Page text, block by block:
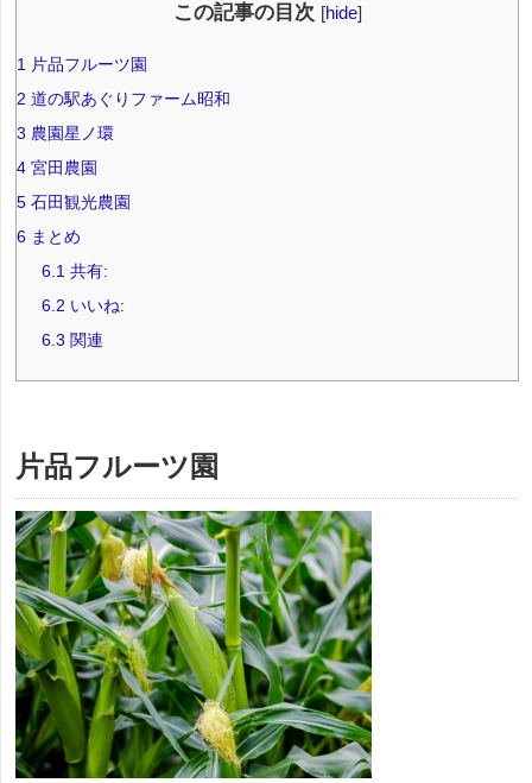
この記事の目次 [hide]
1 片品フルーツ園
2 道の駅あぐりファーム昭和
3 農園星ノ環
4 宮田農園
5 石田観光農園
6 まとめ
6.1 共有:
6.2 いいね:
6.3 関連
片品フルーツ園